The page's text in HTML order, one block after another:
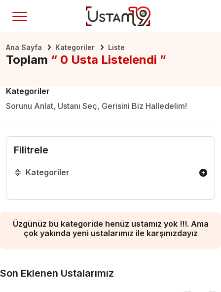
Ana Sayfa Kategoriler Liste
Toplam “ 0 Usta Listelendi ”
Kategoriler
Sorunu Anlat, Ustanı Seç, Gerisini Biz Halledelim!
Filitrele
Kategoriler
Üzgünüz bu kategoride henüz ustamız yok !!!. Ama
çok yakında yeni ustalarımız ile karşınızdayız
Son Eklenen Ustalarımız